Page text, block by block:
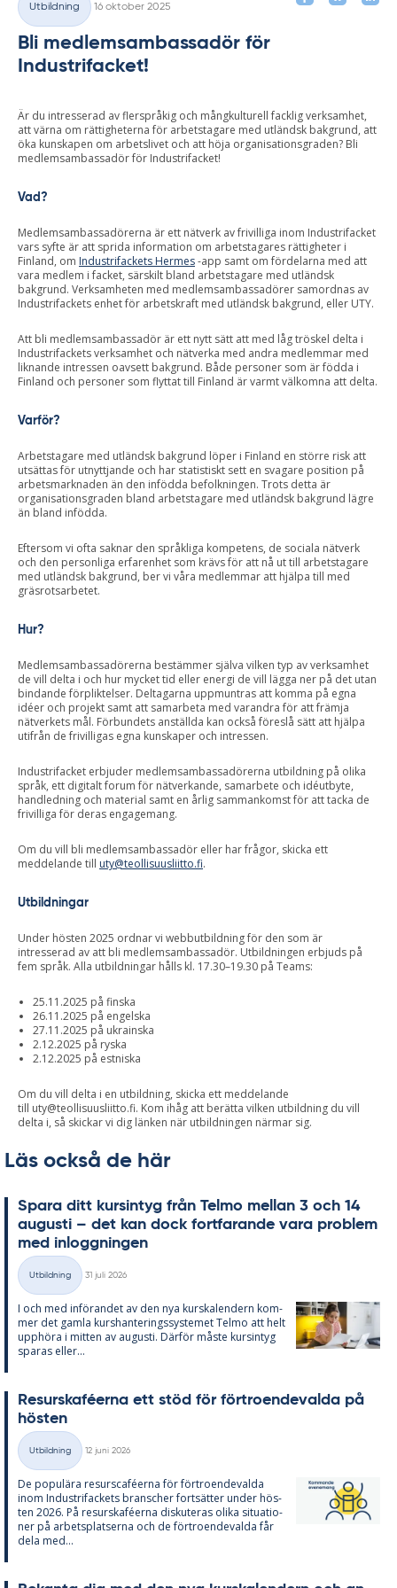
Kategorier
Utbildning
16 oktober 2025
Bli medlemsambassadör för
Industrifacket!
Är du intresserad av flerspråkig och mångkulturell facklig verksamhet,
att värna om rättigheterna för arbetstagare med utländsk bakgrund, att
öka kunskapen om arbetslivet och att höja organisationsgraden? Bli
medlemsambassadör för Industrifacket!
Vad?
Medlemsambassadörerna är ett nätverk av frivilliga inom Industrifacket
vars syfte är att sprida information om arbetstagares rättigheter i
Finland, om Industrifackets Hermes-app samt om fördelarna med att
vara medlem i facket, särskilt bland arbetstagare med utländsk
bakgrund. Verksamheten med medlemsambassadörer samordnas av
Industrifackets enhet för arbetskraft med utländsk bakgrund, eller UTY.
Att bli medlemsambassadör är ett nytt sätt att med låg tröskel delta i
Industrifackets verksamhet och nätverka med andra medlemmar med
liknande intressen oavsett bakgrund. Både personer som är födda i
Finland och personer som flyttat till Finland är varmt välkomna att delta.
Varför?
Arbetstagare med utländsk bakgrund löper i Finland en större risk att
utsättas för utnyttjande och har statistiskt sett en svagare position på
arbetsmarknaden än den infödda befolkningen. Trots detta är
organisationsgraden bland arbetstagare med utländsk bakgrund lägre
än bland infödda.
Eftersom vi ofta saknar den språkliga kompetens, de sociala nätverk
och den personliga erfarenhet som krävs för att nå ut till arbetstagare
med utländsk bakgrund, ber vi våra medlemmar att hjälpa till med
gräsrotsarbetet.
Hur?
Medlemsambassadörerna bestämmer själva vilken typ av verksamhet
de vill delta i och hur mycket tid eller energi de vill lägga ner på det utan
bindande förpliktelser. Deltagarna uppmuntras att komma på egna
idéer och projekt samt att samarbeta med varandra för att främja
nätverkets mål. Förbundets anställda kan också föreslå sätt att hjälpa
utifrån de frivilligas egna kunskaper och intressen.
Industrifacket erbjuder medlemsambassadörerna utbildning på olika
språk, ett digitalt forum för nätverkande, samarbete och idéutbyte,
handledning och material samt en årlig sammankomst för att tacka de
frivilliga för deras engagemang.
Om du vill bli medlemsambassadör eller har frågor, skicka ett
meddelande till uty@teollisuusliitto.fi.
Utbildningar
Under hösten 2025 ordnar vi webbutbildning för den som är
intresserad av att bli medlemsambassadör. Utbildningen erbjuds på
fem språk. Alla utbildningar hålls kl. 17.30–19.30 på Teams:
25.11.2025 på finska
26.11.2025 på engelska
27.11.2025 på ukrainska
2.12.2025 på ryska
2.12.2025 på estniska
Om du vill delta i en utbildning, skicka ett meddelande
till uty@teollisuusliitto.fi. Kom ihåg att berätta vilken utbildning du vill
delta i, så skickar vi dig länken när utbildningen närmar sig.
Läs också de här
Spa­ra ditt kursin­tyg från Tel­mo mel­lan 3 och 14
au­gusti – det kan dock fort­fa­ran­de vara pro­blem
med in­logg­ning­en
Kategorier
Utbildning
31 juli 2026
I och med in­fö­ran­det av den nya kurska­len­dern kom­
mer det gam­la kurs­han­te­rings­sy­ste­met Tel­mo att helt
upp­hö­ra i mit­ten av au­gusti. Där­för mås­te kursin­tyg
spa­ras el­ler...
Re­surskafé­er­na ett stöd för för­tro­en­de­val­da på
hös­ten
Kategorier
Utbildning
12 juni 2026
De po­pu­lä­ra re­surscafé­er­na för för­tro­en­de­val­da
inom In­du­stri­fac­kets branscher fort­sät­ter un­der hös­
ten 2026. På re­surskafé­er­na dis­ku­te­ras oli­ka si­tu­a­tio­
ner på ar­bets­plat­ser­na och de för­tro­en­de­val­da får
dela med...